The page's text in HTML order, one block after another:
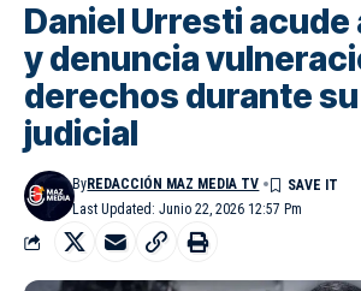
Daniel Urresti acude
y denuncia
derechos durante
judicial
Last Updated: Junio 22, 2026 12:57 Pm
ByREDACCIÓN MAZ MEDIA TV